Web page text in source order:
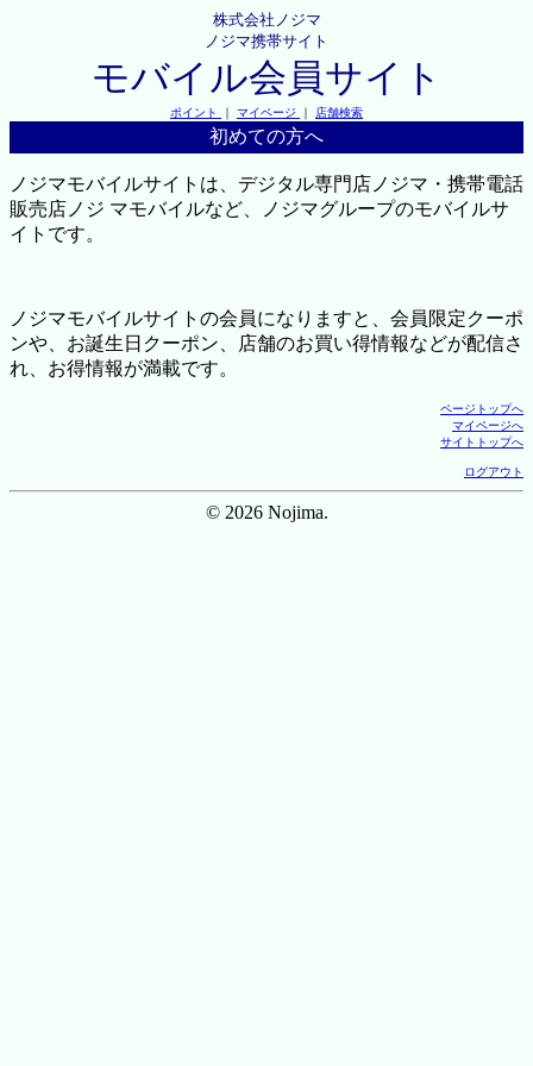
株式会社ノジマ
ノジマ携帯サイト
モバイル会員サイト
ポイント ｜ マイページ ｜ 店舗検索
初めての方へ
ノジマモバイルサイトは、デジタル専門店ノジマ・携帯電話
販売店ノジ マモバイルなど、ノジマグループのモバイルサ
イトです。
ノジマモバイルサイトの会員になりますと、会員限定クーポ
ンや、お誕生日クーポン、店舗のお買い得情報などが配信さ
れ、お得情報が満載です。
ページトップへ
マイページへ
サイトトップへ
ログアウト
© 2026 Nojima.